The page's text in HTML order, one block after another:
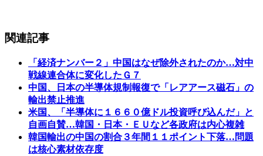
関連記事
「経済ナンバー２」中国はなぜ除外されたのか…対中
戦線連合体に変化したＧ７
中国、日本の半導体規制報復で「レアアース磁石」の
輸出禁止推進
米国、「半導体に１６６０億ドル投資呼び込んだ」と
自画自賛…韓国・日本・ＥＵなど各政府は内心複雑
韓国輸出の中国の割合３年間１１ポイント下落…問題
は核心素材依存度